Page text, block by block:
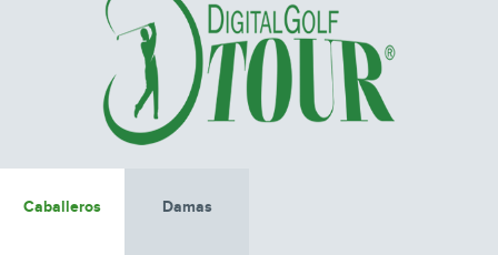
Caballeros Damas